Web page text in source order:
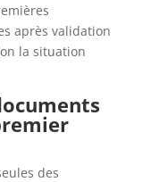
après validation
la situation
des